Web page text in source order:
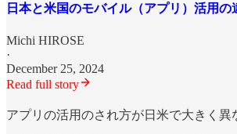
日本と米国のモバイル（アプリ）活用の
Michi HIROSE
·
December 25, 2024
Read full story
アプリの活用のされ方が日米で大きく